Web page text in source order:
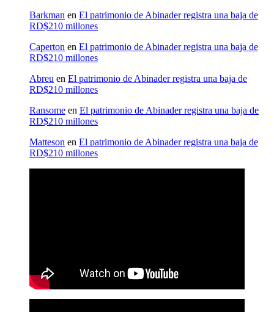
Barkman en El patrimonio de Abinader registra una baja de
RD$210 millones
Caperton en El patrimonio de Abinader registra una baja de
RD$210 millones
Abreu en El patrimonio de Abinader registra una baja de
RD$210 millones
Ransome en El patrimonio de Abinader registra una baja de
RD$210 millones
Matteson en El patrimonio de Abinader registra una baja de
RD$210 millones